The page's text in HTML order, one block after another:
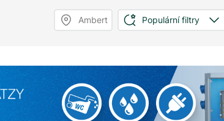
Ambert Populární filtry